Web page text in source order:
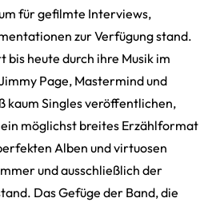
für gefilmte Interviews,
zur Verfügung stand.
bis heute durch ihre Musik im
Page, Mastermind und
kaum Singles veröffentlichen,
möglichst breites Erzählformat
Alben und virtuosen
und ausschließlich der
Das Gefüge der Band, die